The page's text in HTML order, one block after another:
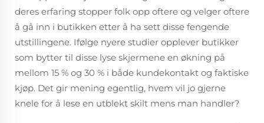
deres erfaring stopper folk opp oftere og velger oftere
å gå inn i butikken etter å ha sett disse fengende
utstillingene. Ifølge nyere studier opplever butikker
som bytter til disse lyse skjermene en økning på
mellom 15 % og 30 % i både kundekontakt og faktiske
kjøp. Det gir mening egentlig, hvem vil jo gjerne
knele for å lese en utblekt skilt mens man handler?